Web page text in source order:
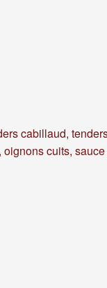
cabillaud,
oignons cuits,